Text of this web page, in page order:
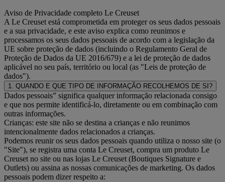
Aviso de Privacidade completo Le Creuset
A Le Creuset está comprometida em proteger os seus dados pessoais
e a sua privacidade, e este aviso explica como reunimos e
processamos os seus dados pessoais de acordo com a legislação da
UE sobre proteção de dados (incluindo o Regulamento Geral de
Proteção de Dados da UE 2016/679) e a lei de proteção de dados
aplicável no seu país, território ou local (as "Leis de proteção de
dados").
1. QUANDO E QUE TIPO DE INFORMAÇÃO RECOLHEMOS DE SI?
Dados pessoais” significa qualquer informação relacionada consigo
e que nos permite identificá-lo, diretamente ou em combinação com
outras informações.
Crianças: este site não se destina a crianças e não reunimos
intencionalmente dados relacionados a crianças.
Podemos reunir os seus dados pessoais quando utiliza o nosso site (o
"Site"), se registra uma conta Le Creuset, compra um produto Le
Creuset no site ou nas lojas Le Creuset (Boutiques Signature e
Outlets) ou assina as nossas comunicações de marketing. Os dados
pessoais podem dizer respeito a: